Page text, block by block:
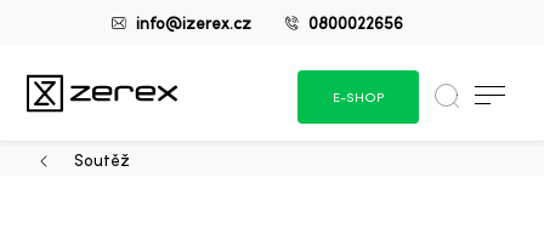
info@izerex.cz 0800022656
E-SHOP
Soutěž